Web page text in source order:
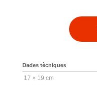
Dades tècniques
17 × 19 cm